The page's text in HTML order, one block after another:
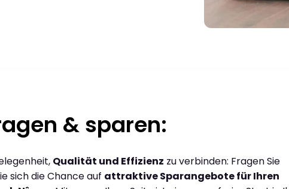
& sparen:
Qualität und Effizienz zu verbinden: Fragen Sie
sich die Chance auf attraktive Sparangebote für Ihren